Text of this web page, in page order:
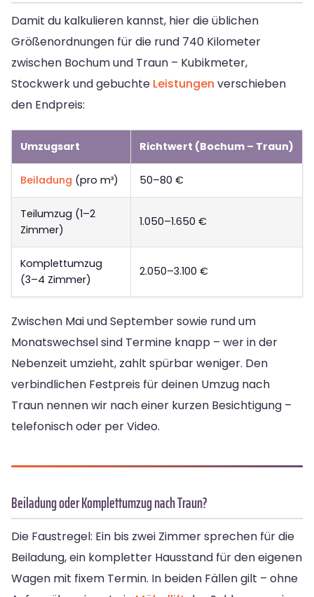
Damit du kalkulieren kannst, hier die üblichen
Größenordnungen für die rund 740 Kilometer
zwischen Bochum und Traun – Kubikmeter,
Stockwerk und gebuchte Leistungen verschieben
den Endpreis:
Umzugsart Richtwert (Bochum – Traun)
Beiladung (pro m³) 50–80 €
Teilumzug (1–2
Zimmer)
1.050–1.650 €
Komplettumzug
(3–4 Zimmer)
2.050–3.100 €
Zwischen Mai und September sowie rund um
Monatswechsel sind Termine knapp – wer in der
Nebenzeit umzieht, zahlt spürbar weniger. Den
verbindlichen Festpreis für deinen Umzug nach
Traun nennen wir nach einer kurzen Besichtigung –
telefonisch oder per Video.
Beiladung oder Komplettumzug nach Traun?
Die Faustregel: Ein bis zwei Zimmer sprechen für die
Beiladung, ein kompletter Hausstand für den eigenen
Wagen mit fixem Termin. In beiden Fällen gilt – ohne